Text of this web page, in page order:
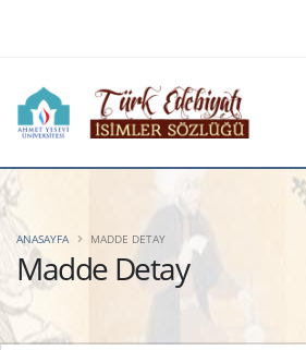
Madde Detay
ANASAYFA MADDE DETAY